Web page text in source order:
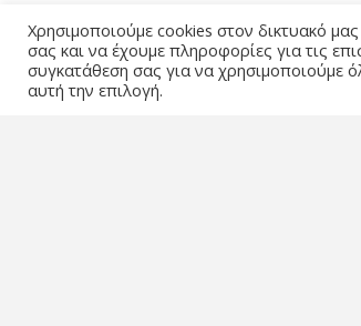
Χρησιμοποιούμε cookies στον δικτυακό
σας και να έχουμε πληροφορίες για τις
συγκατάθεση σας για να χρησιμοποιούμε
αυτή την επιλογή.